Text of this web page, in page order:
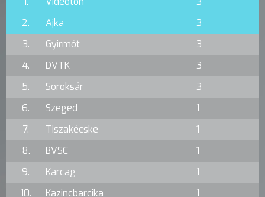
2.
Ajka
3
3.
Gyirmót
3
4.
DVTK
3
5.
Soroksár
3
6.
Szeged
1
7.
Tiszakécske
1
8.
BVSC
1
9.
Karcag
1
10.
Kazincbarcika 1